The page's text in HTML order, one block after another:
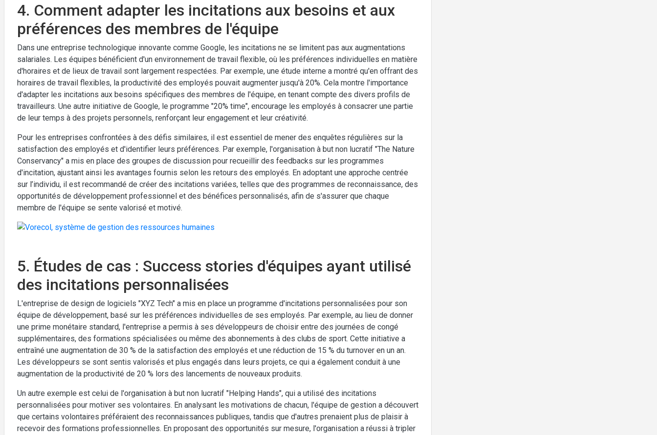
4. Comment adapter les incitations aux besoins et aux
préférences des membres de l'équipe
Dans une entreprise technologique innovante comme Google, les incitations ne se limitent pas aux augmentations
salariales. Les équipes bénéficient d'un environnement de travail flexible, où les préférences individuelles en matière
d'horaires et de lieux de travail sont largement respectées. Par exemple, une étude interne a montré qu'en offrant des
horaires de travail flexibles, la productivité des employés pouvait augmenter jusqu'à 20%. Cela montre l'importance
d'adapter les incitations aux besoins spécifiques des membres de l'équipe, en tenant compte des divers profils de
travailleurs. Une autre initiative de Google, le programme "20% time", encourage les employés à consacrer une partie
de leur temps à des projets personnels, renforçant leur engagement et leur créativité.
Pour les entreprises confrontées à des défis similaires, il est essentiel de mener des enquêtes régulières sur la
satisfaction des employés et d'identifier leurs préférences. Par exemple, l'organisation à but non lucratif "The Nature
Conservancy" a mis en place des groupes de discussion pour recueillir des feedbacks sur les programmes
d'incitation, ajustant ainsi les avantages fournis selon les retours des employés. En adoptant une approche centrée
sur l’individu, il est recommandé de créer des incitations variées, telles que des programmes de reconnaissance, des
opportunités de développement professionnel et des bénéfices personnalisés, afin de s'assurer que chaque
membre de l'équipe se sente valorisé et motivé.
5. Études de cas : Success stories d'équipes ayant utilisé
des incitations personnalisées
L'entreprise de design de logiciels "XYZ Tech" a mis en place un programme d'incitations personnalisées pour son
équipe de développement, basé sur les préférences individuelles de ses employés. Par exemple, au lieu de donner
une prime monétaire standard, l'entreprise a permis à ses développeurs de choisir entre des journées de congé
supplémentaires, des formations spécialisées ou même des abonnements à des clubs de sport. Cette initiative a
entraîné une augmentation de 30 % de la satisfaction des employés et une réduction de 15 % du turnover en un an.
Les développeurs se sont sentis valorisés et plus engagés dans leurs projets, ce qui a également conduit à une
augmentation de la productivité de 20 % lors des lancements de nouveaux produits.
Un autre exemple est celui de l'organisation à but non lucratif "Helping Hands", qui a utilisé des incitations
personnalisées pour motiver ses volontaires. En analysant les motivations de chacun, l'équipe de gestion a découvert
que certains volontaires préféraient des reconnaissances publiques, tandis que d'autres prenaient plus de plaisir à
recevoir des formations professionnelles. En proposant des opportunités sur mesure, l'organisation a réussi à tripler